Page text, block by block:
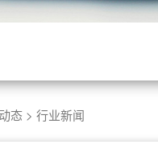
态 > 行业新闻